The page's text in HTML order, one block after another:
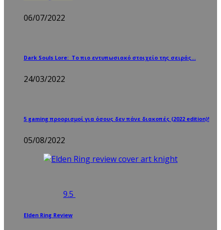
06/07/2022
Dark Souls Lore: Το πιο εντυπωσιακό στοιχείο της σειράς…
24/03/2022
5 gaming προορισμοί για όσους δεν πάνε διακοπές (2022 edition)!
05/08/2022
9.5
Elden Ring Review